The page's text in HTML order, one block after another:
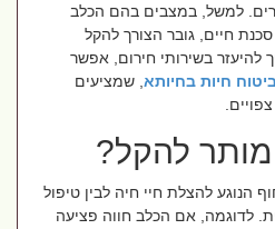
למשל, במצבים בהם הכלב
חיים, גובר הצורך להקל
בשירותי חירום, אפשר
חיות בחיותא, שמציעים
להקל?
להצלת חיי חיה לבין טיפול
לדוגמה, אם הכלב חווה פציעה